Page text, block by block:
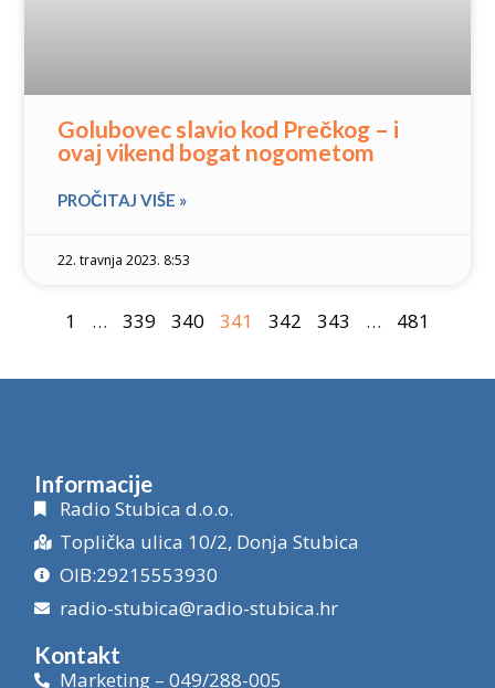
Golubovec slavio kod Prečkog – i
ovaj vikend bogat nogometom
PROČITAJ VIŠE »
22. travnja 2023. 8:53
1 … 339 340 341 342 343 … 481
Informacije
Radio Stubica d.o.o.
Toplička ulica 10/2, Donja Stubica
OIB:29215553930
radio-stubica@radio-stubica.hr
Kontakt
Marketing – 049/288-005